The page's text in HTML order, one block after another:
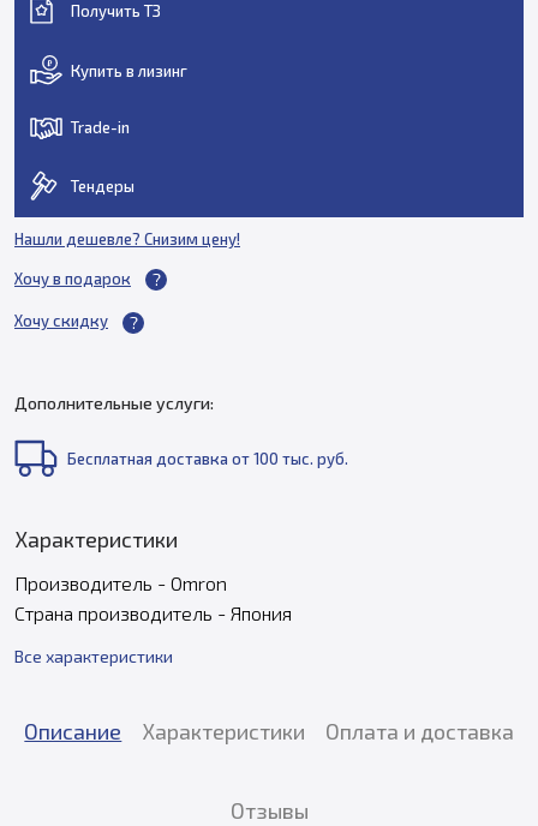
Получить ТЗ
Купить в лизинг
Trade-in
Тендеры
Нашли дешевле? Снизим цену!
Хочу в подарок
Хочу скидку
Дополнительные услуги:
Бесплатная доставка от 100 тыс. руб.
Характеристики
Производитель - Omron
Страна производитель - Япония
Все характеристики
Описание Характеристики Оплата и доставка
Отзывы